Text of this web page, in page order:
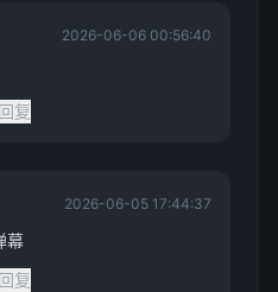
2026-06-06 00:56:40
回复
2026-06-05 17:44:37
幕
回复